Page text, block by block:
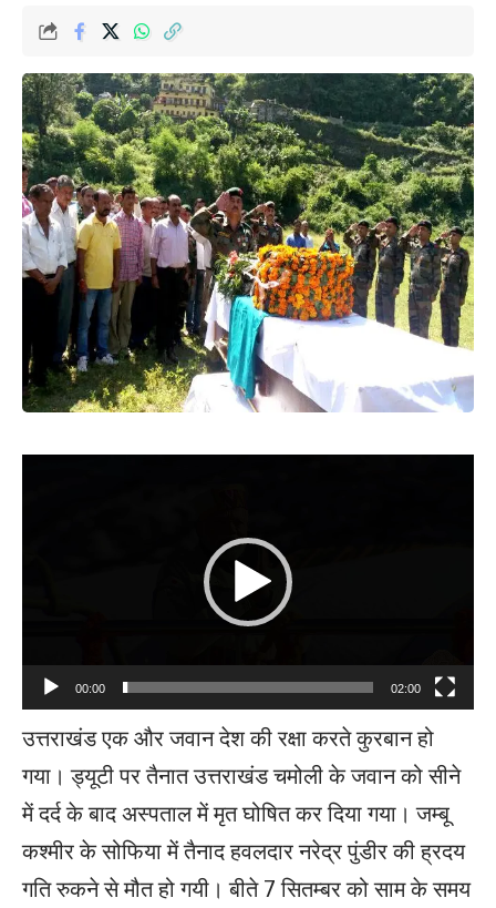
00:00 02:00
उत्तराखंड एक और जवान देश की रक्षा करते कुरबान हो
गया। ड्यूटी पर तैनात उत्तराखंड चमोली के जवान को सीने
में दर्द के बाद अस्पताल में मृत घोषित कर दिया गया। जम्बू
कश्मीर के सोफिया में तैनाद हवलदार नरेद्र पुंडीर की ह्रदय
गति रुकने से मौत हो गयी। बीते 7 सितम्बर को साम के समय